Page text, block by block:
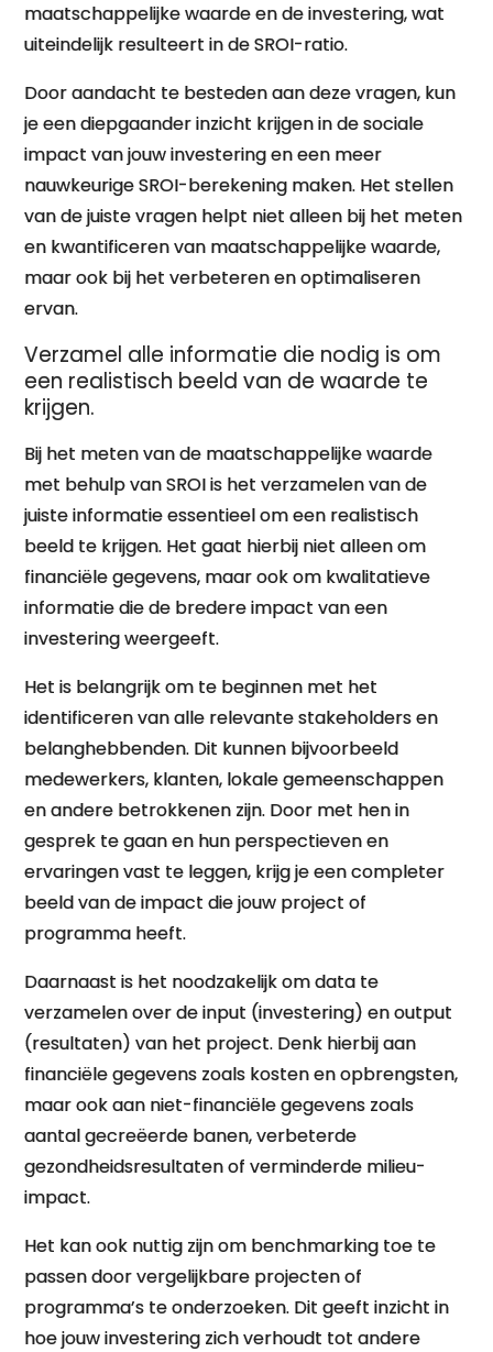
maatschappelijke waarde en de investering, wat
uiteindelijk resulteert in de SROI-ratio.
Door aandacht te besteden aan deze vragen, kun
je een diepgaander inzicht krijgen in de sociale
impact van jouw investering en een meer
nauwkeurige SROI-berekening maken. Het stellen
van de juiste vragen helpt niet alleen bij het meten
en kwantificeren van maatschappelijke waarde,
maar ook bij het verbeteren en optimaliseren
ervan.
Verzamel alle informatie die nodig is om
een realistisch beeld van de waarde te
krijgen.
Bij het meten van de maatschappelijke waarde
met behulp van SROI is het verzamelen van de
juiste informatie essentieel om een realistisch
beeld te krijgen. Het gaat hierbij niet alleen om
financiële gegevens, maar ook om kwalitatieve
informatie die de bredere impact van een
investering weergeeft.
Het is belangrijk om te beginnen met het
identificeren van alle relevante stakeholders en
belanghebbenden. Dit kunnen bijvoorbeeld
medewerkers, klanten, lokale gemeenschappen
en andere betrokkenen zijn. Door met hen in
gesprek te gaan en hun perspectieven en
ervaringen vast te leggen, krijg je een completer
beeld van de impact die jouw project of
programma heeft.
Daarnaast is het noodzakelijk om data te
verzamelen over de input (investering) en output
(resultaten) van het project. Denk hierbij aan
financiële gegevens zoals kosten en opbrengsten,
maar ook aan niet-financiële gegevens zoals
aantal gecreëerde banen, verbeterde
gezondheidsresultaten of verminderde milieu-
impact.
Het kan ook nuttig zijn om benchmarking toe te
passen door vergelijkbare projecten of
programma’s te onderzoeken. Dit geeft inzicht in
hoe jouw investering zich verhoudt tot andere